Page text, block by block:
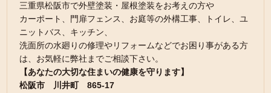
三重県松阪市で外壁塗装・屋根塗装をお考えの方や
カーポート、門扉フェンス、お庭等の外構工事、トイレ、ユ
ニットバス、キッチン、
洗面所の水廻りの修理やリフォームなどでお困り事がある方
は、お気軽に弊社までご相談下さい。
【あなたの大切な住まいの健康を守ります】
松阪市 川井町 865-17